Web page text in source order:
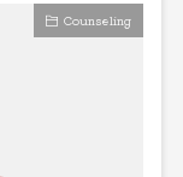
Counseling